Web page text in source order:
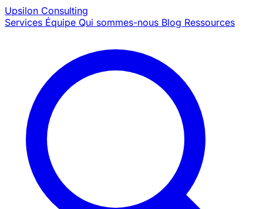
Upsilon Consulting
Services Équipe Qui sommes-nous Blog Ressources